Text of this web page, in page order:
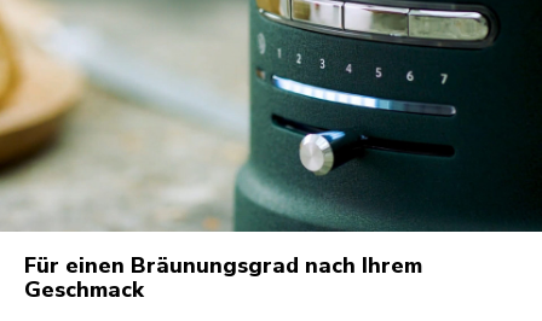
Für einen Bräunungsgrad nach Ihrem
Geschmack